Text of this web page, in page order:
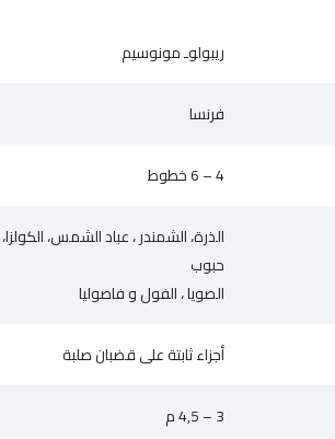
ريبولوـ مونوسيم
فرنسا
4 – 6 خطوط
الذرة، الشمندر ، عباد الشمس، الكولزا،
حبوب
الصويا ، الفول و فاصوليا
أجزاء ثابتة على قضبان صلبة
3 – 4,5 م